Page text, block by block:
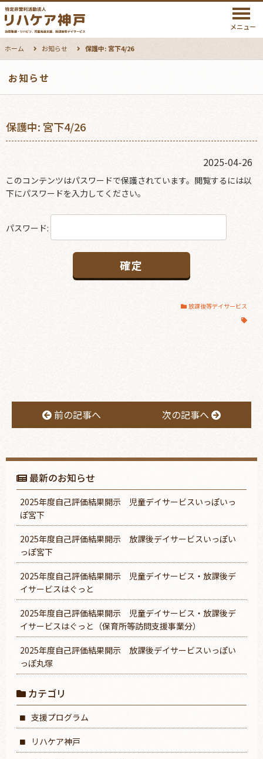
メニュー
ホーム お知らせ 保護中: 宮下4/26
お知らせ
保護中: 宮下4/26
2025-04-26
このコンテンツはパスワードで保護されています。閲覧するには以
下にパスワードを入力してください。
パスワード:
放課後等デイサービス
前の記事へ 次の記事へ
最新のお知らせ
2025年度自己評価結果開示 児童デイサービスいっぽいっ
ぽ宮下
2025年度自己評価結果開示 放課後デイサービスいっぽい
っぽ宮下
2025年度自己評価結果開示 児童デイサービス・放課後デ
イサービスはぐっと
2025年度自己評価結果開示 児童デイサービス・放課後デ
イサービスはぐっと（保育所等訪問支援事業分）
2025年度自己評価結果開示 放課後デイサービスいっぽい
っぽ丸塚
カテゴリ
支援プログラム
リハケア神戸